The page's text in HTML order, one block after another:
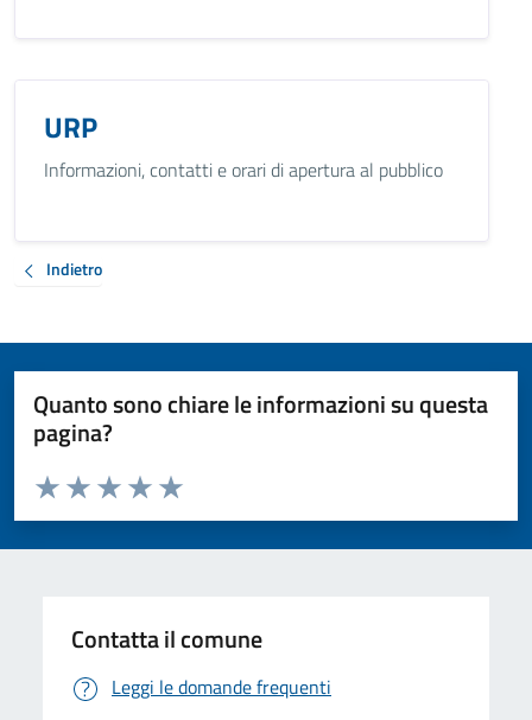
URP
Informazioni, contatti e orari di apertura al pubblico
Indietro
Quanto sono chiare le informazioni su questa
pagina?
Valuta da 1 a 5 stelle la pagina
Valuta 5 stelle su 5
Valuta 4 stelle su 5
Valuta 3 stelle su 5
Valuta 2 stelle su 5
Valuta 1 stelle su 5
Contatta il comune
Leggi le domande frequenti